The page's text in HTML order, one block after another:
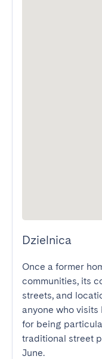
Dzielnica
Once a former
communities, its
streets, and
anyone who visits
for being
traditional street
June.